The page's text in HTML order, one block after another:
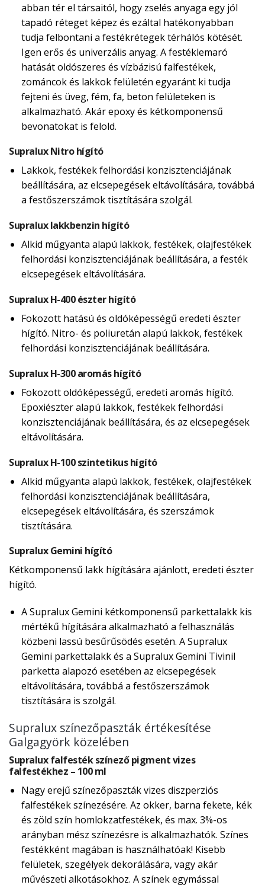
abban tér el társaitól, hogy zselés anyaga egy jól
tapadó réteget képez és ezáltal hatékonyabban
tudja felbontani a festékrétegek térhálós kötését.
Igen erős és univerzális anyag. A festéklemaró
hatását oldószeres és vízbázisú falfestékek,
zománcok és lakkok felületén egyaránt ki tudja
fejteni és üveg, fém, fa, beton felületeken is
alkalmazható. Akár epoxy és kétkomponensű
bevonatokat is felold.
Supralux Nitro hígító
Lakkok, festékek felhordási konzisztenciájának
beállítására, az elcsepegések eltávolítására, továbbá
a festőszerszámok tisztítására szolgál.
Supralux lakkbenzin hígító
Alkid műgyanta alapú lakkok, festékek, olajfestékek
felhordási konzisztenciájának beállítására, a festék
elcsepegések eltávolítására.
Supralux H-400 észter hígító
Fokozott hatású és oldóképességű eredeti észter
hígító. Nitro- és poliuretán alapú lakkok, festékek
felhordási konzisztenciájának beállítására.
Supralux H-300 aromás hígító
Fokozott oldóképességű, eredeti aromás hígító.
Epoxiészter alapú lakkok, festékek felhordási
konzisztenciájának beállítására, és az elcsepegések
eltávolítására.
Supralux H-100 szintetikus hígító
Alkid műgyanta alapú lakkok, festékek, olajfestékek
felhordási konzisztenciájának beállítására,
elcsepegések eltávolítására, és szerszámok
tisztítására.
Supralux Gemini hígító
Kétkomponensű lakk hígítására ajánlott, eredeti észter
hígító.
A Supralux Gemini kétkomponensű parkettalakk kis
mértékű hígítására alkalmazható a felhasználás
közbeni lassú besűrűsödés esetén. A Supralux
Gemini parkettalakk és a Supralux Gemini Tivinil
parketta alapozó esetében az elcsepegések
eltávolítására, továbbá a festőszerszámok
tisztítására is szolgál.
Supralux színezőpaszták értékesítése
Galgagyörk közelében
Supralux falfesték színező pigment vizes
falfestékhez – 100 ml
Nagy erejű színezőpaszták vizes diszperziós
falfestékek színezésére. Az okker, barna fekete, kék
és zöld szín homlokzatfestékek, és max. 3%-os
arányban mész színezésre is alkalmazhatók. Színes
festékként magában is használhatóak! Kisebb
felületek, szegélyek dekorálására, vagy akár
művészeti alkotásokhoz. A színek egymással